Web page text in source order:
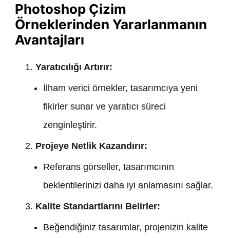
Photoshop Çizim
Örneklerinden Yararlanmanın
Avantajları
Yaratıcılığı Artırır:
İlham verici örnekler, tasarımcıya yeni
fikirler sunar ve yaratıcı süreci
zenginleştirir.
Projeye Netlik Kazandırır:
Referans görseller, tasarımcının
beklentilerinizi daha iyi anlamasını sağlar.
Kalite Standartlarını Belirler:
Beğendiğiniz tasarımlar, projenizin kalite